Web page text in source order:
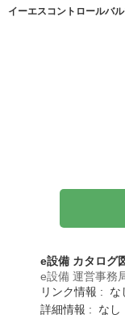
イーエスコントロールバ
e設備 カタログ
e設備 運営事務
リンク情報 : な
詳細情報 : なし